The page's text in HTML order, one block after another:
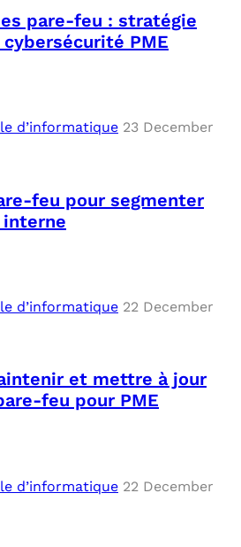
pare-feu : stratégie
PME
d’informatique 23 December
feu pour segmenter
d’informatique 22 December
et mettre à jour
feu pour PME
d’informatique 22 December